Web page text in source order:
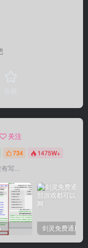
关注
734 1475W+
写...